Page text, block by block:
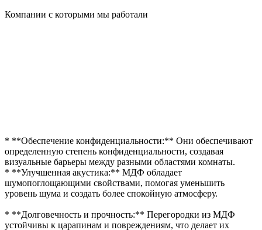
Компании с которыми мы работали
* **Обеспечение конфиденциальности:** Они обеспечивают
определенную степень конфиденциальности, создавая
визуальные барьеры между разными областями комнаты.
* **Улучшенная акустика:** МДФ обладает
шумопоглощающими свойствами, помогая уменьшить
уровень шума и создать более спокойную атмосферу.
* **Долговечность и прочность:** Перегородки из МДФ
устойчивы к царапинам и повреждениям, что делает их